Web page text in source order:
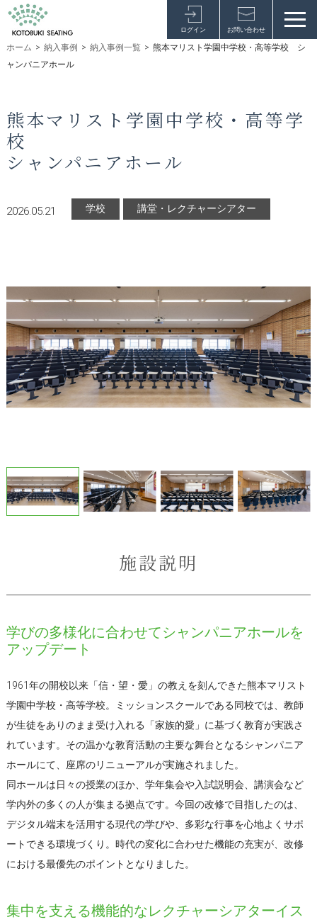
ログイン お問い合わせ
ホーム > 納入事例 > 納入事例一覧 > 熊本マリスト学園中学校・高等学校 シ
ャンパニアホール
熊本マリスト学園中学校・高等学
校
シャンパニアホール
2026.05.21 学校 講堂・レクチャーシアター
施設説明
学びの多様化に合わせてシャンパニアホールを
アップデート
1961年の開校以来「信・望・愛」の教えを刻んできた熊本マリスト
学園中学校・高等学校。ミッションスクールである同校では、教師
が生徒をありのまま受け入れる「家族的愛」に基づく教育が実践さ
れています。その温かな教育活動の主要な舞台となるシャンパニア
ホールにて、座席のリニューアルが実施されました。
同ホールは日々の授業のほか、学年集会や入試説明会、講演会など
学内外の多くの人が集まる拠点です。今回の改修で目指したのは、
デジタル端末を活用する現代の学びや、多彩な行事を心地よくサポ
ートできる環境づくり。時代の変化に合わせた機能の充実が、改修
における最優先のポイントとなりました。
集中を支える機能的なレクチャーシアターイス